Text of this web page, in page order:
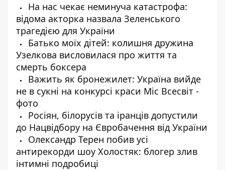
На нас чекає неминуча катастрофа:
відома акторка назвала Зеленського
трагедією для України
Батько моїх дітей: колишня дружина
Узелкова висловилася про життя та
смерть боксера
Важить як бронежилет: Україна вийде
не в сукні на конкурсі краси Міс Всесвіт -
фото
Росіян, білорусів та іранців допустили
до Нацвідбору на Євробачення від України
Олександр Терен побив усі
антирекорди шоу Холостяк: блогер злив
інтимні подробиці